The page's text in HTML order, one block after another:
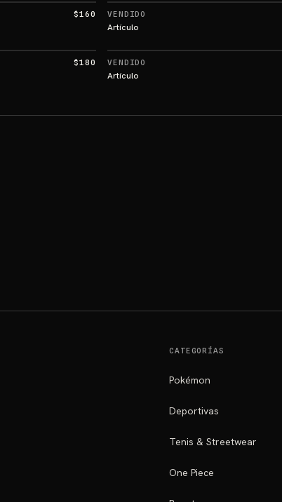
$160 VENDIDO
Artículo
$180 VENDIDO
Artículo
CATEGORÍAS
Pokémon
Deportivas
Tenis & Streetwear
One Piece